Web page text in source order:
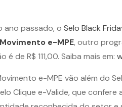
ano passado, o Selo Black
Movimento e-MPE, outro
de R$ 111,00. Saiba mais em:
e-MPE vão além do
Clique e-Valide, que confere